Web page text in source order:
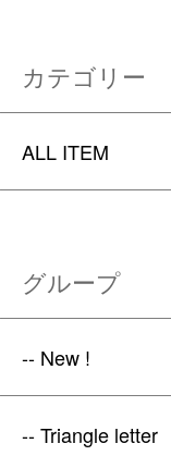
カテゴリー
ALL ITEM
グループ
-- New !
-- Triangle letter